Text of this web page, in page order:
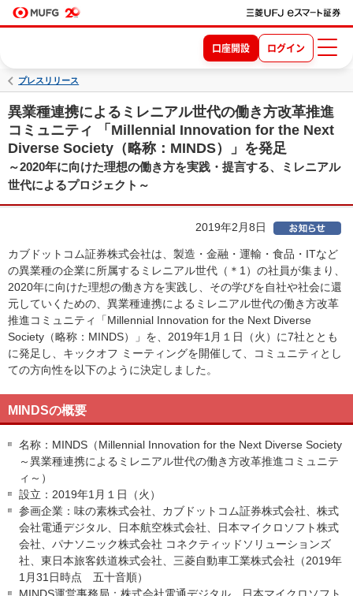
口座開設 ログイン
プレスリリース
異業種連携によるミレニアル世代の働き方改革推進
コミュニティ 「Millennial Innovation for the Next
Diverse Society（略称：MINDS）」を発足
～2020年に向けた理想の働き方を実践・提言する、ミレニアル
世代によるプロジェクト～
2019年2月8日
カブドットコム証券株式会社は、製造・金融・運輸・食品・ITなど
の異業種の企業に所属するミレニアル世代（＊1）の社員が集まり、
2020年に向けた理想の働き方を実践し、その学びを自社や社会に還
元していくための、異業種連携によるミレニアル世代の働き方改革
推進コミュニティ「Millennial Innovation for the Next Diverse
Society（略称：MINDS）」を、2019年1月１日（火）に7社ととも
に発足し、キックオフ ミーティングを開催して、コミュニティとし
ての方向性を以下のように決定しました。
MINDSの概要
名称：MINDS（Millennial Innovation for the Next Diverse Society
～異業種連携によるミレニアル世代の働き方改革推進コミュニテ
ィ～）
設立：2019年1月１日（火）
参画企業：味の素株式会社、カブドットコム証券株式会社、株式
会社電通デジタル、日本航空株式会社、日本マイクロソフト株式
会社、パナソニック株式会社 コネクティッドソリューションズ
社、東日本旅客鉄道株式会社、三菱自動車工業株式会社（2019年
1月31日時点 五十音順）